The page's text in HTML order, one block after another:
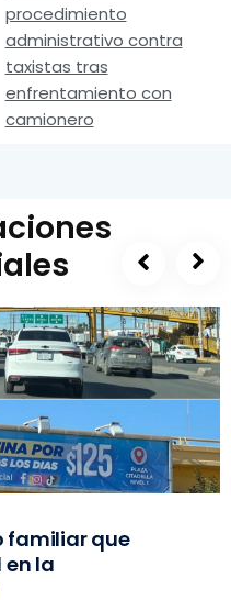
procedimiento
administrativo contra
taxistas tras
enfrentamiento con
camionero
familiar que
la